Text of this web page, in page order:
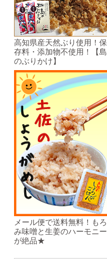
高知県産天然ぶり使用！保
存料・添加物不使用！【島
のぶりかけ】
メール便で送料無料！もろ
み味噌と生姜のハーモニー
が絶品★